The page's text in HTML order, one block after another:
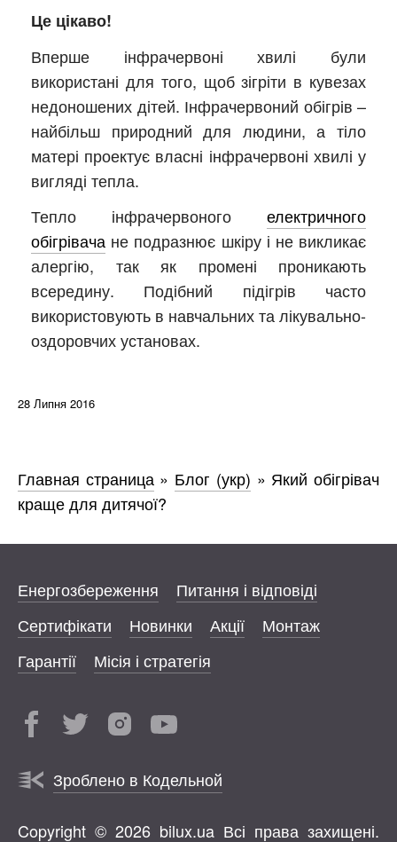
Це цікаво!
Вперше інфрачервоні хвилі були
використані для того, щоб зігріти в кувезах
недоношених дітей. Інфрачервоний обігрів –
найбільш природний для людини, а тіло
матері проектує власні інфрачервоні хвилі у
вигляді тепла.
Тепло інфрачервоного електричного
обігрівача не подразнює шкіру і не викликає
алергію, так як промені проникають
всередину. Подібний підігрів часто
використовують в навчальних та лікувально-
оздоровчих установах.
28 Липня 2016
Главная страница» Блог (укр) » Який обігрівач
краще для дитячої?
Енергозбереження
Питання і відповіді
Сертифікати
Новинки Акції
Монтаж
Гарантії
Місія і стратегія
Зроблено в Кодельной
Copyright © 2026 bilux.ua Всі права захищені.